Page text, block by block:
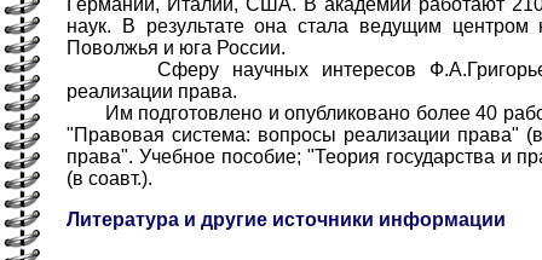
Германии, Италии, США. В академии работают
наук. В результате она стала ведущим центром
Поволжья и юга России.
Сферу научных интересов
реализации права.
Им подготовлено и опубликовано более 40
"Правовая система: вопросы реализации права"
права". Учебное пособие; "Теория государства и
(в соавт.).
Литература и другие источники информации